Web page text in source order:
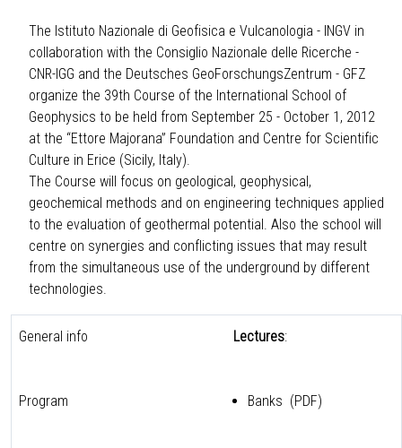
The Istituto Nazionale di Geofisica e Vulcanologia - INGV in
collaboration with the Consiglio Nazionale delle Ricerche -
CNR-IGG and the Deutsches GeoForschungsZentrum - GFZ
organize the 39th Course of the International School of
Geophysics to be held from September 25 - October 1, 2012
at the “Ettore Majorana” Foundation and Centre for Scientific
Culture in Erice (Sicily, Italy).
The Course will focus on geological, geophysical,
geochemical methods and on engineering techniques applied
to the evaluation of geothermal potential. Also the school will
centre on synergies and conflicting issues that may result
from the simultaneous use of the underground by different
technologies.
General info Lectures:
Program Banks (PDF)